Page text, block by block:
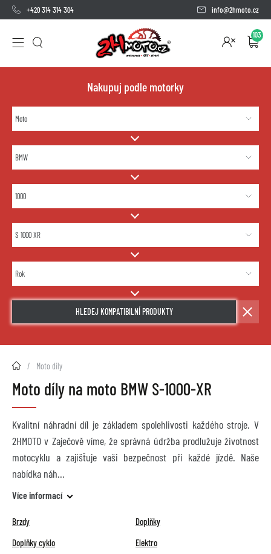
+420 314 314 304 info@2hmoto.cz
103
Nakupuj podle motorky
HLEDEJ KOMPATIBILNÍ PRODUKTY
2HMOTO.cz Moto díly
Moto díly na moto BMW S-1000-XR
Kvalitní náhradní díl je základem spolehlivosti každého stroje. V
2HMOTO v Zaječově víme, že správná údržba prodlužuje životnost
motocyklu a zajišťuje vaši bezpečnost při každé jízdě. Naše
nabídka náh
Více informací
Brzdy
Doplňky
Doplňky cyklo
Elektro